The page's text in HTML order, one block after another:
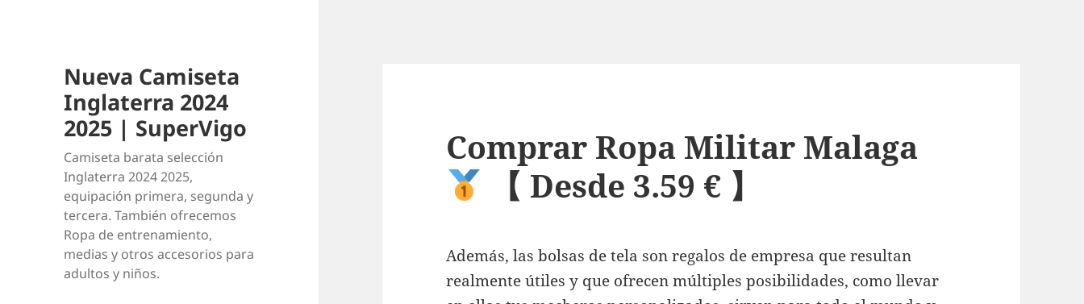
Nueva Camiseta
Inglaterra 2024
2025 | SuperVigo
Camiseta barata selección
Inglaterra 2024 2025,
equipación primera, segunda y
tercera. También ofrecemos
Ropa de entrenamiento,
medias y otros accesorios para
adultos y niños.
Comprar Ropa Militar Malaga
【 Desde 3.59 € 】
Además, las bolsas de tela son regalos de empresa que resultan
realmente útiles y que ofrecen múltiples posibilidades, como llevar